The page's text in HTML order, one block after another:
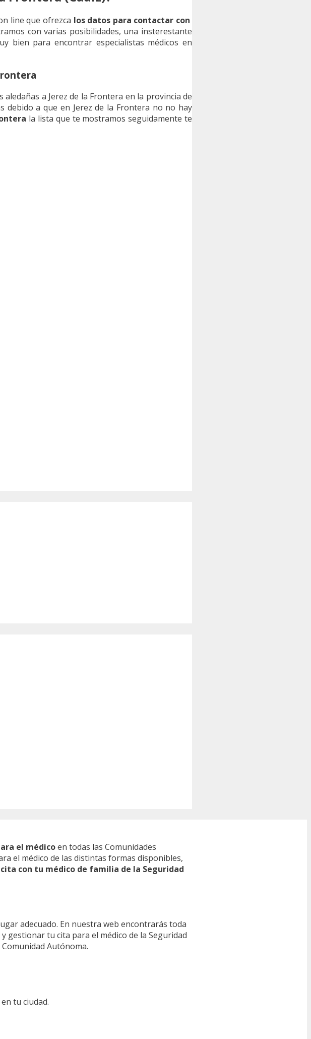
line que ofrezca los datos para contactar con
con varias posibilidades, una insterestante
bien para encontrar especialistas médicos en
a Jerez de la Frontera en la provincia de
debido a que en Jerez de la Frontera no no hay
la lista que te mostramos seguidamente te
el médicoen todas las Comunidades
el médico de las distintas formas disponibles,
con tu médico de familia de la Seguridad
adecuado. En nuestra web encontrarás toda
y gestionar tu cita para el médico de la Seguridad
Autónoma.
en tu ciudad.